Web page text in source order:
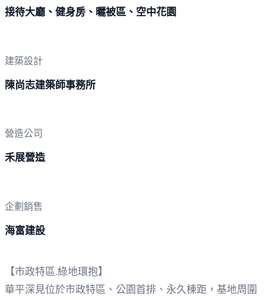
接待大廳、健身房、曬被區、空中花園
建築設計
陳尚志建築師事務所
營造公司
禾展營造
企劃銷售
海富建設
【市政特區.綠地環抱】
華平深見位於市政特區、公園首排、永久棟距，基地周圍